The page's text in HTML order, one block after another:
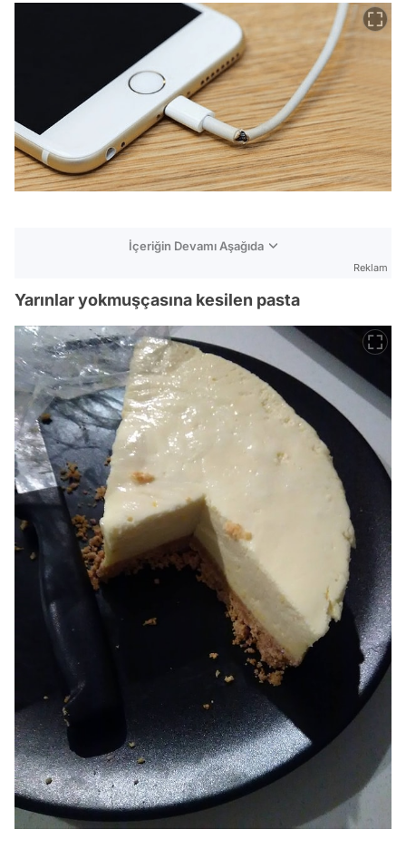
İçeriğin Devamı Aşağıda
Reklam
Yarınlar yokmuşçasına kesilen pasta